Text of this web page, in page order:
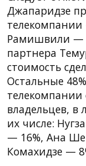
Джапаридзе
телекомпании
Рамишвили —
партнера
стоимость
Остальные
телекомпании
владельцев, в
их числе:
— 16%, Ана
Комахидзе —